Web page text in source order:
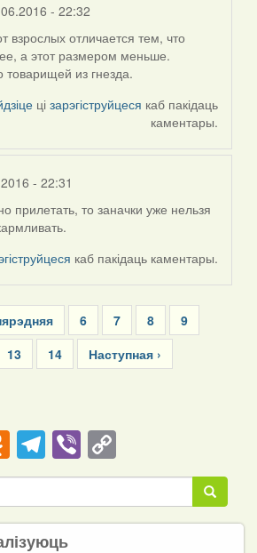
- 22:32
взрослых отличается тем, что
а этот размером меньше.
товарищей из гнезда.
цізарэгіструйцеся каб пакідаць
каментары.
- 22:31
прилетать, то заначки уже нельзя
каб пакідаць каментары.
Page
6 Page
7 Page
8 Page
9
Page
13 Page
14
Next
page
Наступная ›
Odnoklassniki
Telegram
ViberCopy
Link Пошук
Пошук